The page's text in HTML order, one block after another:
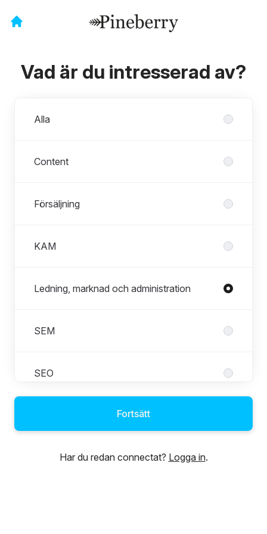
Vad är du intresserad av?
Alla
Content
Försäljning
KAM
Ledning, marknad och administration
SEM
SEO
Teknisk Webbanalys
Fortsätt
Har du redan connectat? Logga in.